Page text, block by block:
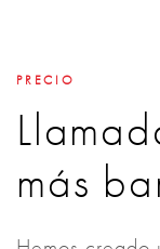
PRECIO
más